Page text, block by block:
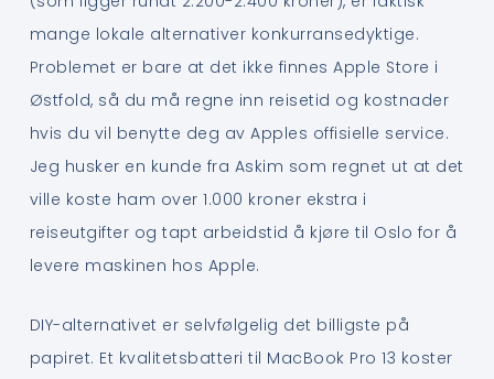
mange lokale alternativer konkurransedyktige.
Problemet er bare at det ikke finnes Apple Store i
Østfold, så du må regne inn reisetid og kostnader
hvis du vil benytte deg av Apples offisielle service.
Jeg husker en kunde fra Askim som regnet ut at det
ville koste ham over 1.000 kroner ekstra i
reiseutgifter og tapt arbeidstid å kjøre til Oslo for å
levere maskinen hos Apple.
DIY-alternativet er selvfølgelig det billigste på
papiret. Et kvalitetsbatteri til MacBook Pro 13 koster